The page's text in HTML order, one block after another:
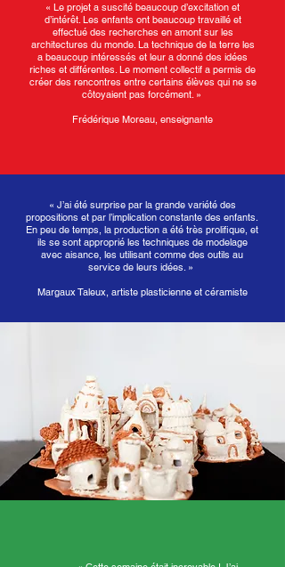
« Le projet a suscité beaucoup d’excitation et
d’intérêt. Les enfants ont beaucoup travaillé et
effectué des recherches en amont sur les
architectures du monde. La technique de la terre les
a beaucoup intéressés et leur a donné des idées
riches et différentes. Le moment collectif a permis de
créer des rencontres entre certains élèves qui ne se
côtoyaient pas forcément. »
Frédérique Moreau, enseignante
« J’ai été surprise par la grande variété des
propositions et par l’implication constante des enfants.
En peu de temps, la production a été très prolifique, et
ils se sont approprié les techniques de modelage
avec aisance, les utilisant comme des outils au
service de leurs idées. »
Margaux Taleux, artiste plasticienne et céramiste